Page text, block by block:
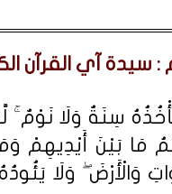
: سيدة آي القرآن
سِنَةٌ وَلَا نَوْمٌ
مَا بَيْنَ أَيْدِيهِمْ
وَالْأَرْضَ ۖ وَلَا